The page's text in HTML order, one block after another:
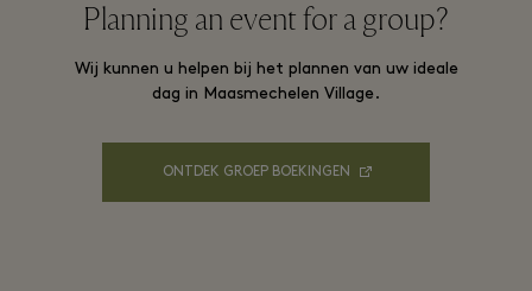
Planning an event for a group?
Wij kunnen u helpen bij het plannen van uw ideale
dag in Maasmechelen Village.
ONTDEK GROEP BOEKINGEN